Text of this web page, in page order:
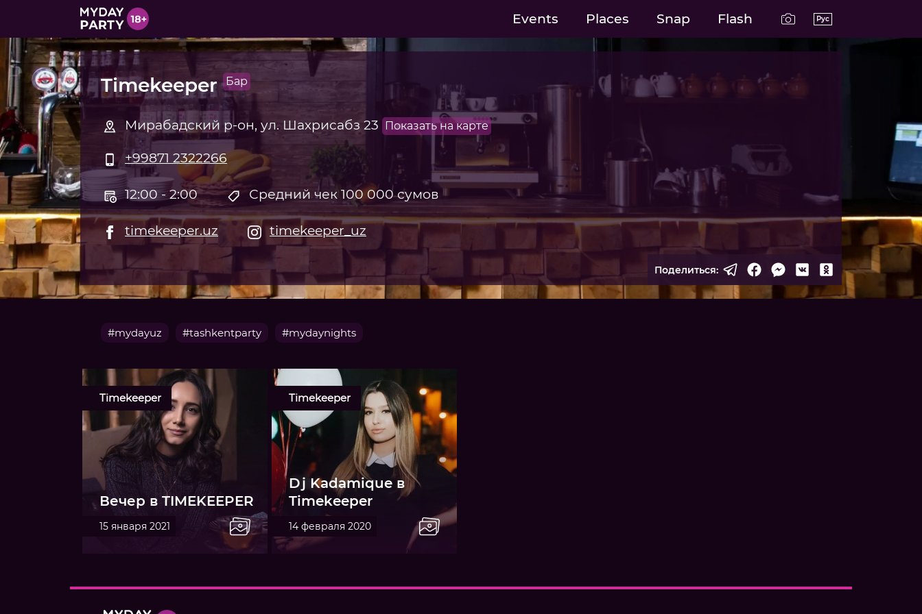
Events Places Snap Flash Рус
Timekeeper Бар
Мирабадский р-он, ул. Шахрисабз 23 Показать на карте
+99871 2322266
12:00 - 2:00 Средний чек 100 000 сумов
timekeeper.uz timekeeper_uz
Поделиться:
#mydayuz #tashkentparty #mydaynights
Вечер в TIMEKEEPER
Timekeeper
15 января 2021
Dj Kadamique в
Timekeeper
Timekeeper
14 февраля 2020